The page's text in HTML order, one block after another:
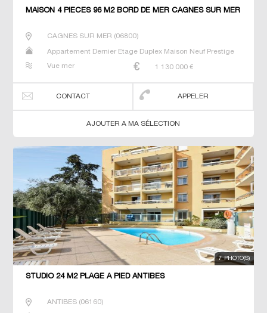
MAISON 4 PIECES 96 M2 BORD DE MER CAGNES SUR MER
CAGNES SUR MER (06800)
Appartement Dernier Etage Duplex Maison Neuf Prestige
Vue mer
1 130 000 €
CONTACT APPELER
AJOUTER A MA SÉLECTION
7 PHOTO(S)
STUDIO 24 M2 PLAGE À PIED ANTIBES
ANTIBES(06160)